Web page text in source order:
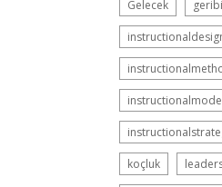
Gelecek
koçluk